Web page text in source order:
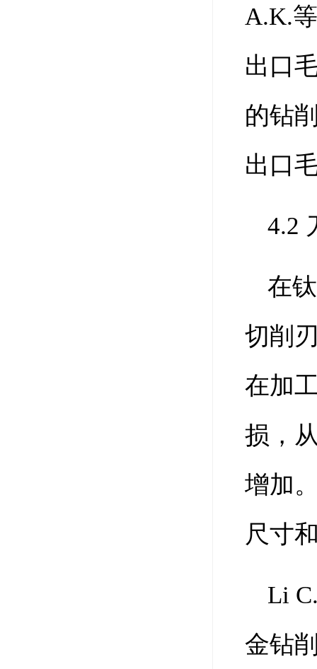
A.K.
出口
的钻
出口
4.2
在
切削
在加
损，
增加
尺寸
Li
金钻